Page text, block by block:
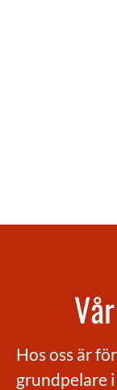
Hos oss är
grundpelare